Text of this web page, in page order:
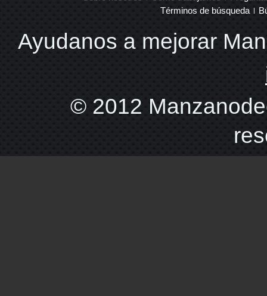
Términos de búsqueda
Ayudanos a mejorar
© 2012